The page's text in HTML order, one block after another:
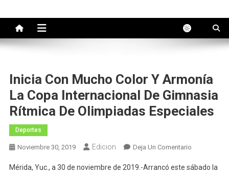
Inicia Con Mucho Color Y Armonía
La Copa Internacional De Gimnasia
Rítmica De Olimpiadas Especiales
Deportes
Noviembre 30, 2019 Edicion Deja Un ComentarioEn
Con
Mérida, Yuc., a 30 de noviembre de 2019.-Arrancó este sábado la